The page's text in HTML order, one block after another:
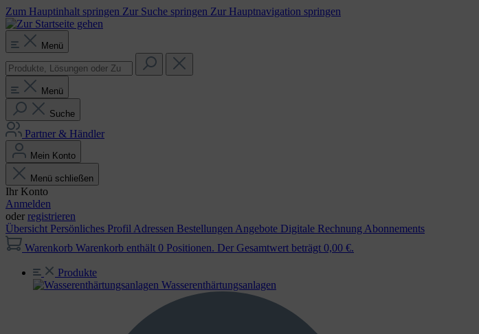
Zum Hauptinhalt springen Zur Suche springen Zur Hauptnavigation springen
Menü
Menü
Suche
Partner & Händler
Mein Konto
Menü schließen
Ihr Konto
Anmelden
oder registrieren
Übersicht Persönliches Profil Adressen Bestellungen Angebote Digitale Rechnung Abonnements
Warenkorb Warenkorb enthält 0 Positionen. Der Gesamtwert beträgt 0,00 €.
Produkte
Wasser­enthärtungs­anlagen